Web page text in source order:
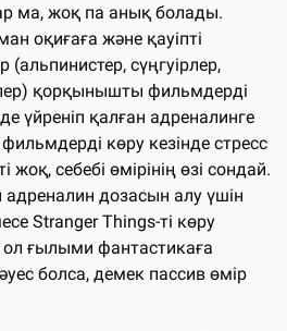
ма, жоқ па анық болады.
оқиғаға және қауіпті
сүңгуірлер,
қорқынышты фильмдерді
үйреніп қалған адреналинге
көру кезінде стресс
жоқ, себебі өмірінің өзі сондай.
дозасын алу үшін
Stranger Things-ті көру
ол ғылыми фантастикаға
болса, демек пассив өмір